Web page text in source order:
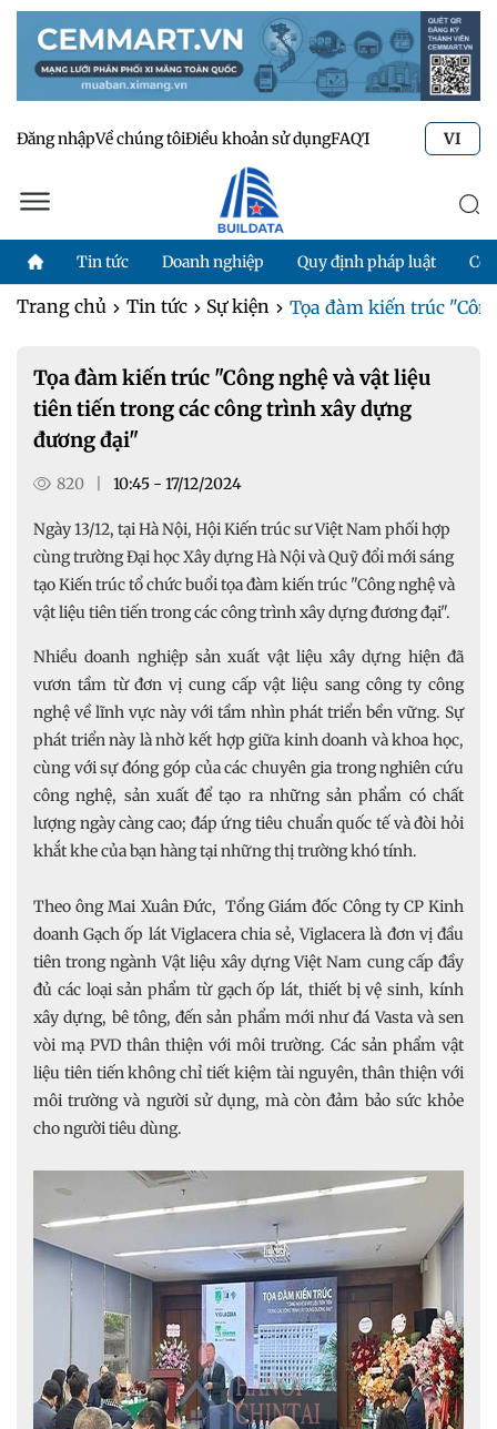
Đăng nhậpVề chúng tôiĐiều khoản sử dụngFAQTư vấn kỹ thuật
VI
Tin tức Doanh nghiệp Quy định pháp luật
Trang chủ Tin tức Sự kiện Tọa đàm kiến trúc
Tọa đàm kiến trúc "Công nghệ và vật liệu
tiên tiến trong các công trình xây dựng
đương đại"
820 10:45 - 17/12/2024
Ngày 13/12, tại Hà Nội, Hội Kiến trúc sư Việt Nam phối hợp
cùng trường Đại học Xây dựng Hà Nội và Quỹ đổi mới sáng
tạo Kiến trúc tổ chức buổi tọa đàm kiến trúc "Công nghệ và
vật liệu tiên tiến trong các công trình xây dựng đương đại".
Nhiều doanh nghiệp sản xuất vật liệu xây dựng hiện đã
vươn tầm từ đơn vị cung cấp vật liệu sang công ty công
nghệ về lĩnh vực này với tầm nhìn phát triển bền vững. Sự
phát triển này là nhờ kết hợp giữa kinh doanh và khoa học,
cùng với sự đóng góp của các chuyên gia trong nghiên cứu
công nghệ, sản xuất để tạo ra những sản phẩm có chất
lượng ngày càng cao; đáp ứng tiêu chuẩn quốc tế và đòi hỏi
khắt khe của bạn hàng tại những thị trường khó tính.
Theo ông Mai Xuân Đức, Tổng Giám đốc Công ty CP Kinh
doanh Gạch ốp lát Viglacera chia sẻ, Viglacera là đơn vị đầu
tiên trong ngành Vật liệu xây dựng Việt Nam cung cấp đầy
đủ các loại sản phẩm từ gạch ốp lát, thiết bị vệ sinh, kính
xây dựng, bê tông, đến sản phẩm mới như đá Vasta và sen
vòi mạ PVD thân thiện với môi trường. Các sản phẩm vật
liệu tiên tiến không chỉ tiết kiệm tài nguyên, thân thiện với
môi trường và người sử dụng, mà còn đảm bảo sức khỏe
cho người tiêu dùng.